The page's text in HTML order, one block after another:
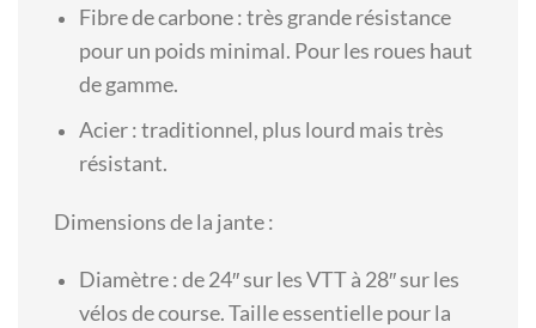
Fibre de carbone : très grande résistance
pour un poids minimal. Pour les roues haut
de gamme.
Acier : traditionnel, plus lourd mais très
résistant.
Dimensions de la jante :
Diamètre : de 24″ sur les VTT à 28″ sur les
vélos de course. Taille essentielle pour la